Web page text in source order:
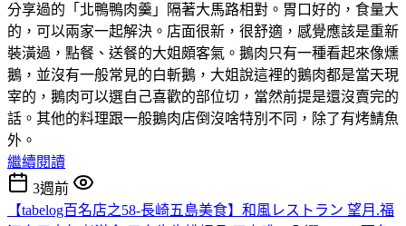
分享過的「北鴨鴨肉羹」隔著大馬路相對。胃口好的，食量大
的，可以兩家一起解決。店面很新，很舒適，感覺應該是重新
裝潢過，點餐、送餐的大姐頗客氣。鵝肉只有一種看起來像燻
鵝，並沒有一般常見的白斬鵝，大姐說這裡的鵝肉都是當天現
宰的，鵝肉可以選自己喜歡的部位切，當然前提是還沒賣完的
話。其他的料理跟一般鵝肉店倒沒啥特別不同，除了有烤鯖魚
外。
繼續閱讀
3週前
【tabelog百名店之58-長崎五島美食】和風レストラン 望月.福